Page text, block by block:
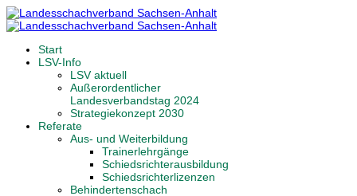
Start
LSV-Info
LSV aktuell
Außerordentlicher
Landesverbandstag 2024
Strategiekonzept 2030
Referate
Aus- und Weiterbildung
Trainerlehrgänge
Schiedsrichterausbildung
Schiedsrichterlizenzen
Behindertenschach